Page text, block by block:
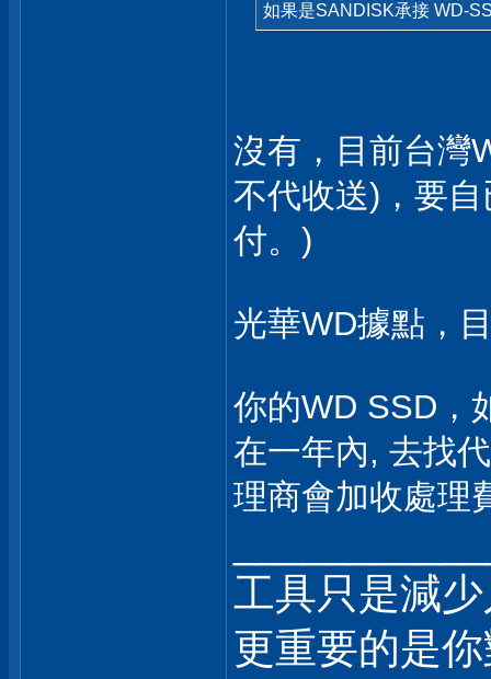
如果是SANDISK承接 WD-
沒有，目前台灣
不代收送)，要
付。)
光華WD據點，
你的WD SSD，
在一年內, 去找
理商會加收處理
工具只是減
更重要的是